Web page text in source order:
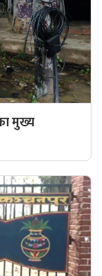
मुख्य